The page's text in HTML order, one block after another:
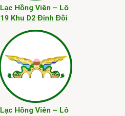
Lạc Hồng Viên – Lô
19 Khu D2 Đỉnh Đồi
Lạc Hồng Viên – Lô